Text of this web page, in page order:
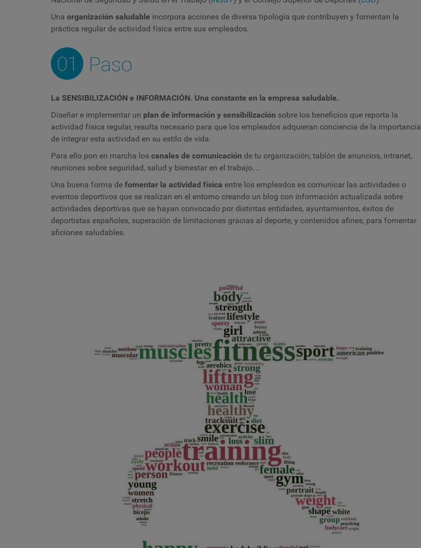
Una organización saludable incorpora acciones de diversa tipología que contribuyen y fomentan la
práctica regular de actividad física entre sus empleados.
La SENSIBILIZACIÓN e INFORMACIÓN. Una constante en la empresa saludable.
Diseñar e implementar un plan de información y sensibilización sobre los beneficios que reporta la
actividad física regular, resulta necesario para que los empleados adquieran conciencia de la importancia
de integrar esta actividad en su estilo de vida.
Para ello pon en marcha los canales de comunicación de tu organización; tablón de anuncios, intranet,
reuniones sobre seguridad, salud y bienestar en el trabajo…
Una buena forma de fomentar la actividad física entre los empleados es comunicar las actividades o
eventos deportivos que se realizan en el entorno creando un blog con información actualizada sobre
actividades deportivas que se hayan convocado por distintas entidades, ayuntamientos, éxitos de
deportistas españoles, superación de limitaciones gracias al deporte, y contenidos afines, para fomentar
aficiones saludables.